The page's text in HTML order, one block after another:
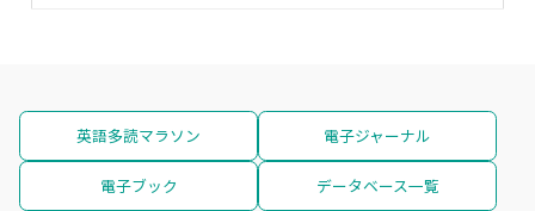
英語多読マラソン 電子ジャーナル
電子ブック データベース一覧